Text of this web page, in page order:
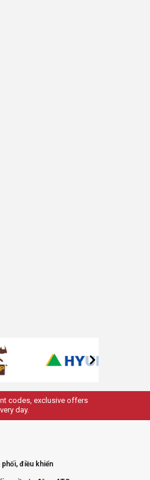
codes, exclusive offers
day.
điều khiển